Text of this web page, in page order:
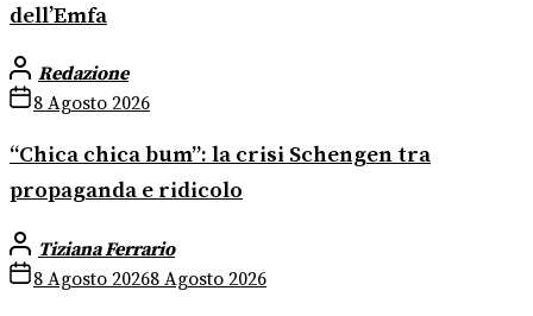
dell’Emfa
Redazione
8 Agosto 2026
“Chica chica bum”: la crisi Schengen tra
propaganda e ridicolo
Tiziana Ferrario
8 Agosto 20268 Agosto 2026